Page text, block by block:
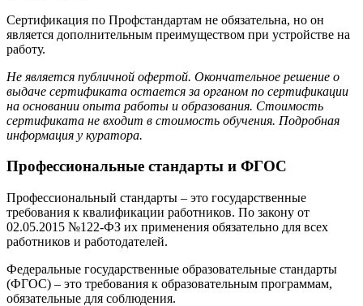
Сертификация по Профстандартам не обязательна, но он
является дополнительным преимуществом при устройстве на
работу.
Не является публичной офертой. Окончательное решение о
выдаче сертификата остается за органом по сертификации
на основании опыта работы и образования. Стоимость
сертификата не входит в стоимость обучения. Подробная
информация у куратора.
Профессиональные стандарты и ФГОС
Профессиональный стандарты – это государственные
требования к квалификации работников. По закону от
02.05.2015 №122-ФЗ их применения обязательно для всех
работников и работодателей.
Федеральные государственные образовательные стандарты
(ФГОС) – это требования к образовательным программам,
обязательные для соблюдения.